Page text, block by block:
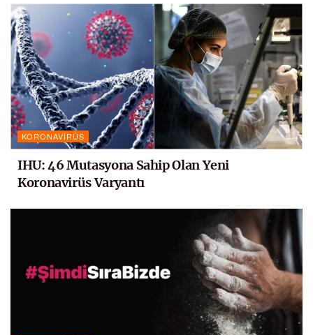
KORONAVIRÜS
IHU: 46 Mutasyona Sahip Olan Yeni
Koronavirüs Varyantı